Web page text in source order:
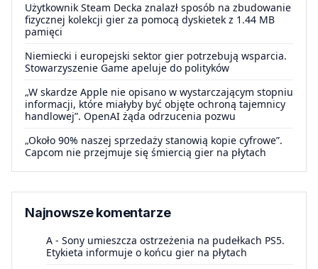
Użytkownik Steam Decka znalazł sposób na zbudowanie
fizycznej kolekcji gier za pomocą dyskietek z 1.44 MB
pamięci
Niemiecki i europejski sektor gier potrzebują wsparcia.
Stowarzyszenie Game apeluje do polityków
„W skardze Apple nie opisano w wystarczającym stopniu
informacji, które miałyby być objęte ochroną tajemnicy
handlowej”. OpenAI żąda odrzucenia pozwu
„Około 90% naszej sprzedaży stanowią kopie cyfrowe”.
Capcom nie przejmuje się śmiercią gier na płytach
Najnowsze komentarze
A - Sony umieszcza ostrzeżenia na pudełkach PS5.
Etykieta informuje o końcu gier na płytach